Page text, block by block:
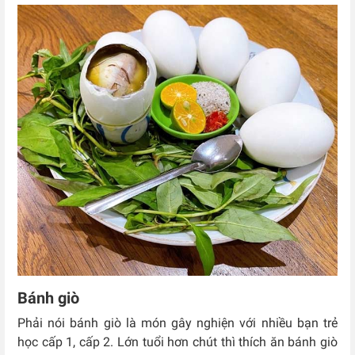
Bánh giò
Phải nói bánh giò là món gây nghiện với nhiều bạn trẻ
học cấp 1, cấp 2. Lớn tuổi hơn chút thì thích ăn bánh giò